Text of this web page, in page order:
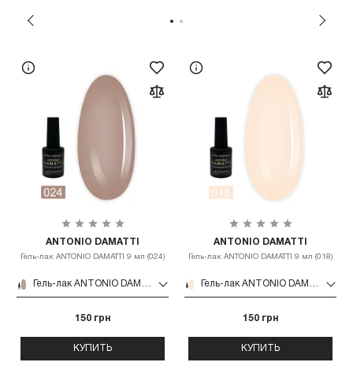
ANTONIO DAMATTI
Гель-лак ANTONIO DAMATTI 9 мл (024)
Гель-лак ANTONIO DAMATTI 9 мл (024)
150 грн
КУПИТЬ
ANTONIO DAMATTI
Гель-лак ANTONIO DAMATTI 9 мл (018)
Гель-лак ANTONIO DAMATTI 9 мл (018)
150 грн
КУПИТЬ